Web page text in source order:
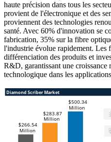
haute précision dans tous les
provient de l'électronique et des
proviennent des technologies
santé. Avec 60% d'innovation se
fabrication, 35% sur la fibre
l'industrie évolue rapidement. Les
différenciation des produits et
R&D, garantissant une croissance
technologique dans les